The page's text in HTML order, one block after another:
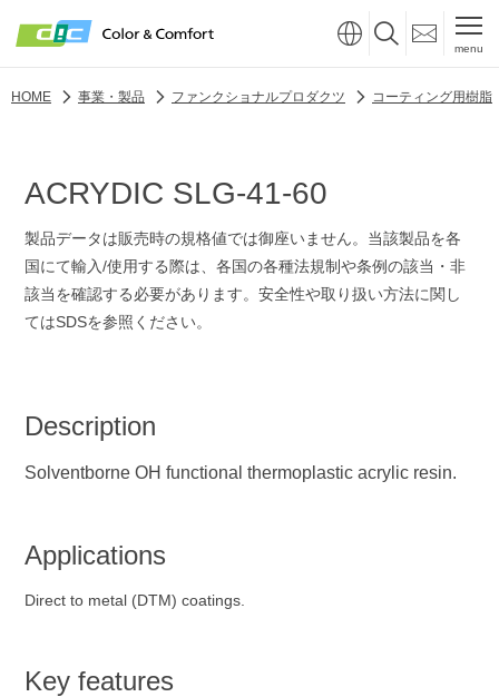
menu
HOME 事業・製品 ファンクショナルプロダクツ コーティング用樹脂
ACRYDIC SLG-41-60
製品データは販売時の規格値では御座いません。当該製品を各
国にて輸入/使用する際は、各国の各種法規制や条例の該当・非
該当を確認する必要があります。安全性や取り扱い方法に関し
てはSDSを参照ください。
Description
Solventborne OH functional thermoplastic acrylic resin.
Applications
Direct to metal (DTM) coatings.
Key features